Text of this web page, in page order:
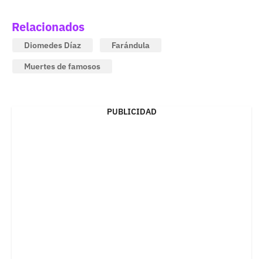
Relacionados
Diomedes Díaz
Farándula
Muertes de famosos
PUBLICIDAD